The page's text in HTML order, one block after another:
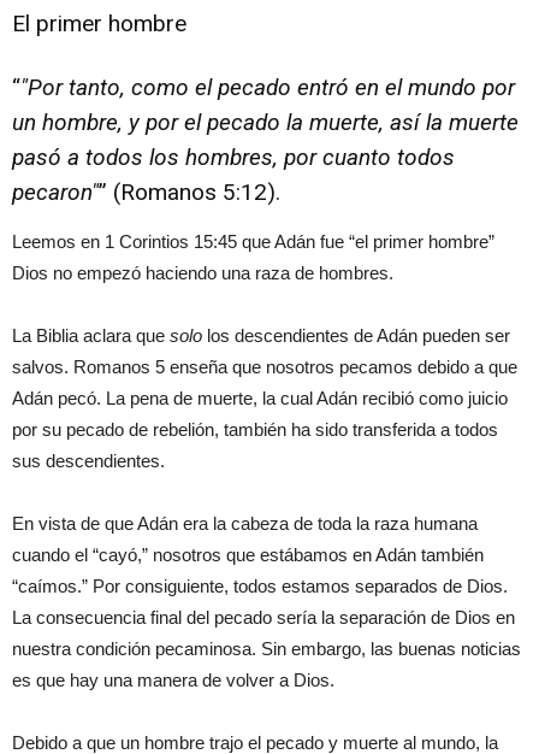
El primer hombre
“ Por tanto, como el pecado entró en el mundo por
un hombre, y por el pecado la muerte, así la muerte
pasó a todos los hombres, por cuanto todos
pecaron ” (Romanos 5:12).
Leemos en 1 Corintios 15:45 que Adán fue “el primer hombre”
Dios no empezó haciendo una raza de hombres.
La Biblia aclara que solo los descendientes de Adán pueden ser
salvos. Romanos 5 enseña que nosotros pecamos debido a que
Adán pecó. La pena de muerte, la cual Adán recibió como juicio
por su pecado de rebelión, también ha sido transferida a todos
sus descendientes.
En vista de que Adán era la cabeza de toda la raza humana
cuando el “cayó,” nosotros que estábamos en Adán también
“caímos.” Por consiguiente, todos estamos separados de Dios.
La consecuencia final del pecado sería la separación de Dios en
nuestra condición pecaminosa. Sin embargo, las buenas noticias
es que hay una manera de volver a Dios.
Debido a que un hombre trajo el pecado y muerte al mundo, la